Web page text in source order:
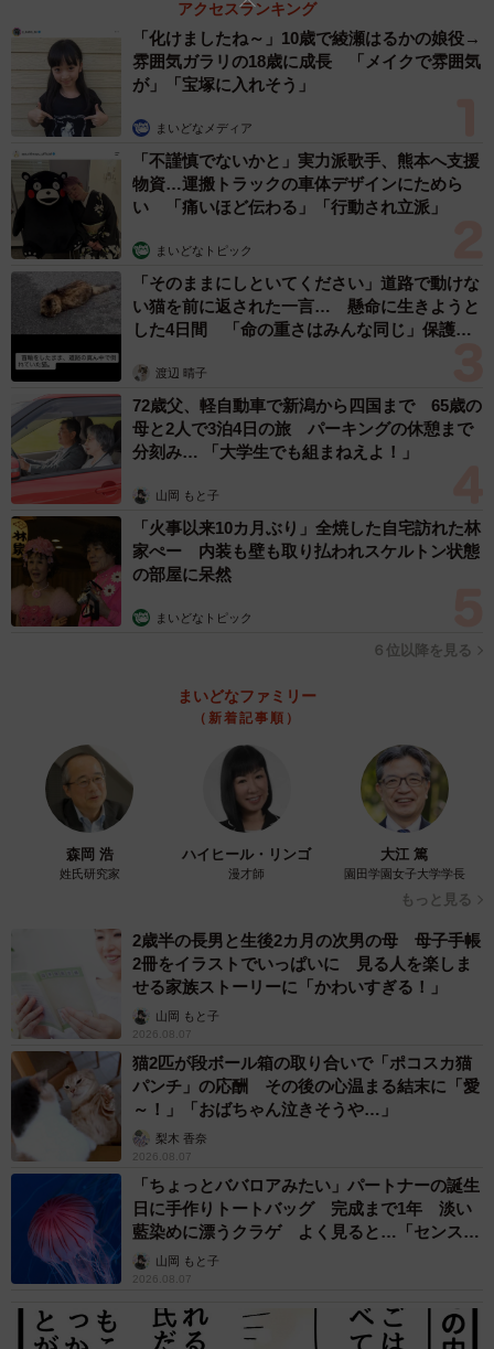
2/7
＜アフター＞シゴデキママへ変身したともみママさん（ファッション担
担当：本田純子さん）／投稿主さん（mine.miki）提供
そんなともみママさんの悩みを聞いて、なぜ“平成っぽさ”が
出てしまうのか、まずは分析することに。
「ともみママさんの普段のファッションは、汚れが目立た
ない黒っぽい服装で、パンツスタイルやワンピース＋レギ
ンスといった動きやすいスタイルが多いとのこと。また、
化粧品を7年前から変えていないと仰っていました。
ワンピース+レギンスの組み合わせは、まさに平成の時代に
になっているアイテムとでは、質感などが違ってきます。
昔のものを今も使い続けていることが、“平成感”が出てしま
う大きな原因だと感じました」
アクセスランキング
「化けましたね～」10歳で綾瀬はるかの娘役→
雰囲気ガラリの18歳に成長 「メイクで雰囲気
が」「宝塚に入れそう」
まいどなメディア
「不謹慎でないかと」実力派歌手、熊本へ支援
物資…運搬トラックの車体デザインにためら
い 「痛いほど伝わる」「行動され立派」
まいどなトピック
「そのままにしといてください」道路で動けな
い猫を前に返された一言… 懸命に生きようと
した4日間 「命の重さはみんな同じ」保護団
渡辺 晴子
72歳父、軽自動車で新潟から四国まで 65歳の
母と2人で3泊4日の旅 パーキングの休憩まで
分刻み… 「大学生でも組まねえよ！」
山岡 もと子
「火事以来10カ月ぶり」全焼した自宅訪れた林
家ぺー 内装も壁も取り払われスケルトン状態
の部屋に呆然
まいどなトピック
６位以降を見る
まいどなファミリー
（新着記事順）
森岡 浩
姓氏研究家
ハイヒール・リンゴ
漫才師
大江 篤
園田学園女子大学学長
もっと見る
2歳半の長男と生後2カ月の次男の母 母子手帳
2冊をイラストでいっぱいに 見る人を楽しま
せる家族ストーリーに「かわいすぎる！」
山岡 もと子
2026.08.07
猫2匹が段ボール箱の取り合いで「ポコスカ猫
パンチ」の応酬 その後の心温まる結末に「愛
～！」「おばちゃん泣きそうや…」
梨木 香奈
2026.08.07
「ちょっとババロアみたい」パートナーの誕生
日に手作りトートバッグ 完成まで1年 淡い
藍染めに漂うクラゲ よく見ると…「センスす
ごい」山岡 もと子
2026.08.07